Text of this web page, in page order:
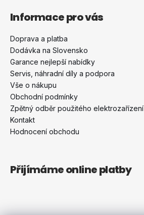
Informace pro vás
Doprava a platba
Dodávka na Slovensko
Garance nejlepší nabídky
Servis, náhradní díly a podpora
Vše o nákupu
Obchodní podmínky
Zpětný odběr použitého elektrozařízení
Kontakt
Hodnocení obchodu
Přijímáme online platby